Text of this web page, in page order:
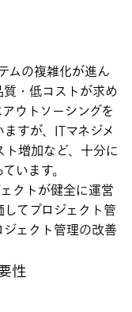
ムの複雑化が進ん
・低コストが求め
ウトソーシングを
すが、ITマネジメ
増加など、十分に
います。
クトが健全に運営
てプロジェクト管
ェクト管理の改善
性